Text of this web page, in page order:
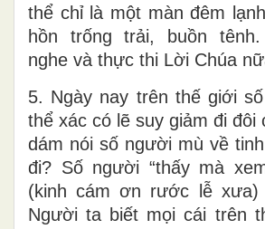
thể chỉ là một màn đêm
hồn trống trải, buồn tênh.
nghe và thực thi Lời Chúa
5. Ngày nay trên thế giới
thể xác có lẽ suy giảm đi đôi
dám nói số người mù về
đi? Số người “thấy mà
(kinh cám ơn rước lễ xưa)
Người ta biết mọi cái trên